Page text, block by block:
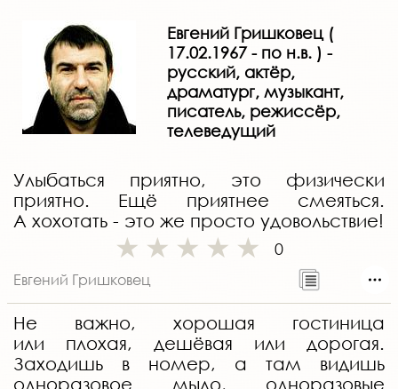
Евгений Гришковец (
17.02.1967 - по н.в. ) -
русский, актёр,
драматург, музыкант,
писатель, режиссёр,
телеведущий
Улыбаться приятно, это физически
приятно. Ещё приятнее смеяться.
А хохотать - это же просто удовольствие!
0
Евгений Гришковец
Не важно, хорошая гостиница
или плохая, дешёвая или дорогая.
Заходишь в номер, а там видишь
одноразовое мыло, одноразовые